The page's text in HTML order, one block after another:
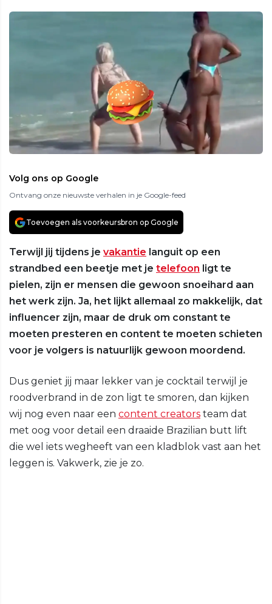
Volg ons op Google
Ontvang onze nieuwste verhalen in je Google-feed
Toevoegen als voorkeursbron op Google
Terwijl jij tijdens je vakantie languit op een
strandbed een beetje met je telefoon ligt te
pielen, zijn er mensen die gewoon snoeihard aan
het werk zijn. Ja, het lijkt allemaal zo makkelijk, dat
influencer zijn, maar de druk om constant te
moeten presteren en content te moeten schieten
voor je volgers is natuurlijk gewoon moordend.
Dus geniet jij maar lekker van je cocktail terwijl je
roodverbrand in de zon ligt te smoren, dan kijken
wij nog even naar een content creators team dat
met oog voor detail een draaide Brazilian butt lift
die wel iets wegheeft van een kladblok vast aan het
leggen is. Vakwerk, zie je zo.